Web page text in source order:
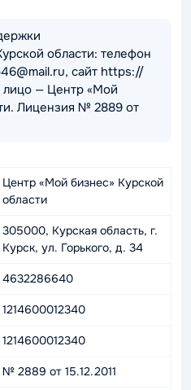
области: телефон
сайт https://
— Центр «Мой
Лицензия № 2889 от
Центр «Мой бизнес» Курской
области
305000, Курская область, г.
Курск, ул. Горького, д. 34
4632286640
1214600012340
1214600012340
№ 2889 от 15.12.2011